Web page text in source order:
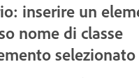
inserire un
nome di classe
selezionato